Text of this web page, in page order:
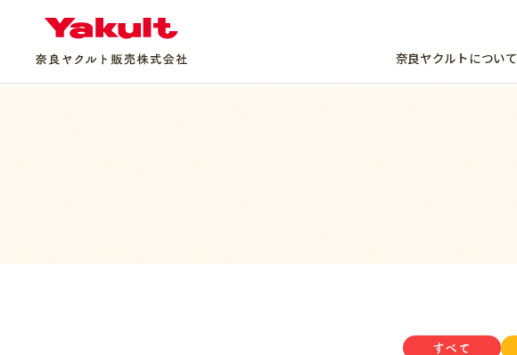
奈良ヤクルトについて
すべて